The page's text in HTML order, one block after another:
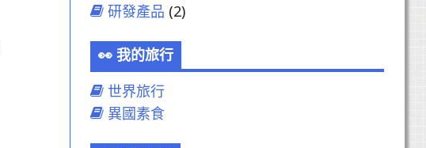
研發產品 (2)
我的旅行
世界旅行
異國素食